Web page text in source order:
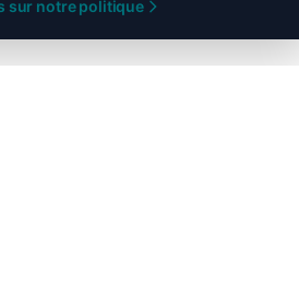
sur notre politique